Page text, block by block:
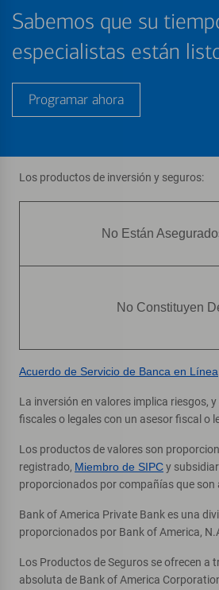
Ray & Rural
Cajero automático (ATM)
4968 Ray Rd
Direcciones | Detalles y servicios
Cajero automático (ATM)
4025 S Gilbert Rd Suite Co,
4949 S Arizona Ave Suite 1,
Sabemos que su
especialistas están
Programar ahora
Los productos de inversión y seguros:
No Están
No Constituyen
Acuerdo de Servicio de Banca en Línea
La inversión en valores implica riesgos,
fiscales o legales con un asesor fiscal o
Los productos de valores son
registrado, Miembro de SIPCy
proporcionados por compañías que
Bank of America Private Bank es una
proporcionados por Bank of America,
Los Productos de Seguros se ofrecen a
absoluta de Bank of America